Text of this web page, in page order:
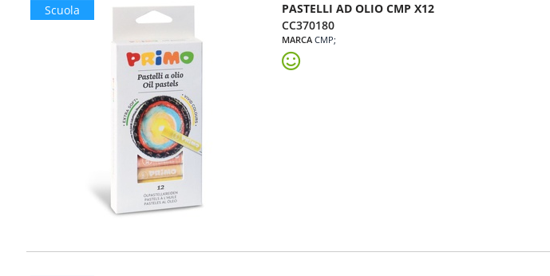
Scuola
PASTELLI AD OLIO CMP X12
CC370180
MARCA CMP